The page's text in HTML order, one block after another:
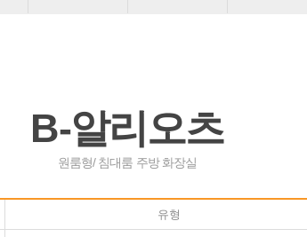
B-알리오츠
원룸형/ 침대룸 주방 화장실
유형